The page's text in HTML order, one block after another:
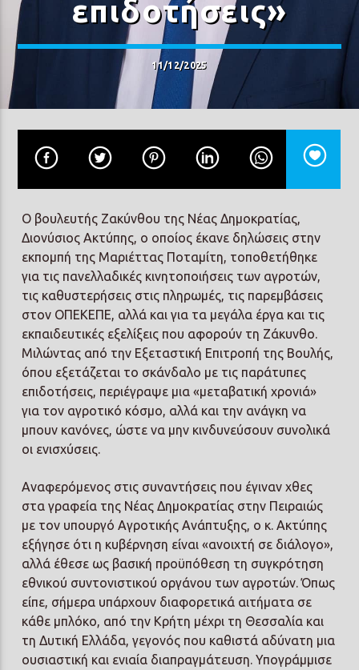
Prisma Radio 90,2
επιδοτήσεις»
11/12/2025
Ο βουλευτής Ζακύνθου της Νέας Δημοκρατίας,
Διονύσιος Ακτύπης, ο οποίος έκανε δηλώσεις στην
εκπομπή της Μαριέττας Ποταμίτη, τοποθετήθηκε
για τις πανελλαδικές κινητοποιήσεις των αγροτών,
τις καθυστερήσεις στις πληρωμές, τις παρεμβάσεις
στον ΟΠΕΚΕΠΕ, αλλά και για τα μεγάλα έργα και τις
εκπαιδευτικές εξελίξεις που αφορούν τη Ζάκυνθο.
Μιλώντας από την Εξεταστική Επιτροπή της Βουλής,
όπου εξετάζεται το σκάνδαλο με τις παράτυπες
επιδοτήσεις, περιέγραψε μια «μεταβατική χρονιά»
για τον αγροτικό κόσμο, αλλά και την ανάγκη να
μπουν κανόνες, ώστε να μην κινδυνεύσουν συνολικά
οι ενισχύσεις.
Αναφερόμενος στις συναντήσεις που έγιναν χθες
στα γραφεία της Νέας Δημοκρατίας στην Πειραιώς
με τον υπουργό Αγροτικής Ανάπτυξης, ο κ. Ακτύπης
εξήγησε ότι η κυβέρνηση είναι «ανοιχτή σε διάλογο»,
αλλά έθεσε ως βασική προϋπόθεση τη συγκρότηση
εθνικού συντονιστικού οργάνου των αγροτών. Όπως
είπε, σήμερα υπάρχουν διαφορετικά αιτήματα σε
κάθε μπλόκο, από την Κρήτη μέχρι τη Θεσσαλία και
τη Δυτική Ελλάδα, γεγονός που καθιστά αδύνατη μια
ουσιαστική και ενιαία διαπραγμάτευση. Υπογράμμισε